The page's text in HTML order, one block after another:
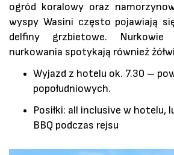
ogród koralowy oraz
wyspy Wasini często pojawiają
delfiny grzbietowe.
nurkowania spotykają również
Wyjazd z hotelu ok. 7.30 –
popołudniowych.
Posiłki: all inclusive w hotelu,
BBQ podczas rejsu